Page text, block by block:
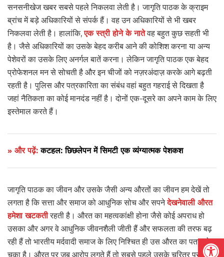
सनसनीखेज खबर सबसे पहले निकलवा लेती है। जागृति पाठक के क्राइम
ब्रांच में बड़े अधिकारियों से संपर्क हैं। वह उन अधिकारियों से भी खबर
निकलवा लेती है। हालांकि,एक स्त्री होने के नातेवह बहुत कुछ सहती भी
है। जैसे अधिकारियों का उसके बेहद करीब आने की कोशिश करना या अन्य
पेशेवरों का उसके लिए अनर्गल बातें करना। लेकिन जागृति पाठक एक बेहद
प्रोफेशनल मन से सोचती है और इन चीजों को नज़रअंदाज़ करके आगे बढ़ती
रहती है। पुलिस और पत्रकारिता का संबंध वहां बहुत गहराई से दिखता है
जहां नैतिकता का कोई मानदंड नहीं है। दोनों एक-दूसरे का अपने काम के लिए
इस्तेमाल करते हैं।
» और पढ़ें:कटहल: छिछलेपन में सिमटी एक व्यंग्यात्मक पेशकश
जागृति पाठक का जीवन और उसके जैसी अन्य औरतों का जीवन हम देखें तो
लगता है कि सत्ता और समाज को आधुनिक सोच और सपनेदेखनेवाली औरत
हमेशा खटकतीरहती है। औरत का महत्वकांक्षी होना जैसे कोई अपराध हो
उसका और अगर वे आधुनिक जीवनशैली जीती हैं और सफलता की तरफ बढ़
रही हैं तो भारतीय मर्दवादी समाज के लिए निश्चित ही उस औरत का पतन हो
चुका है। औरत पर जब आरोप लगते हैं तो सबसे पहले उसके चरित्र पर